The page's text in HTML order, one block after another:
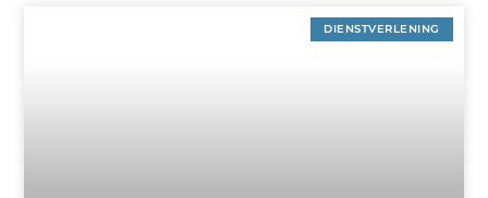
DIENSTVERLENING